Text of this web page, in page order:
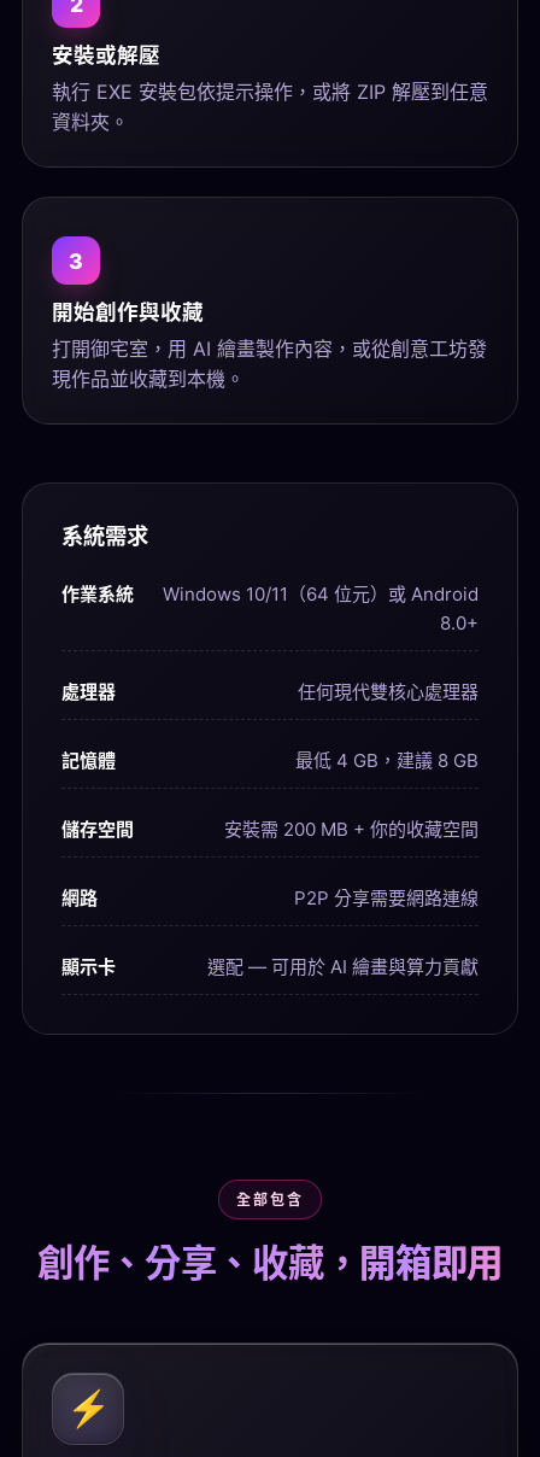
安裝或解壓
執行 EXE 安裝包依提示操作，或將 ZIP 解壓到任意
資料夾。
3
開始創作與收藏
打開御宅室，用 AI 繪畫製作內容，或從創意工坊發
現作品並收藏到本機。
系統需求
作業系統
Windows 10/11（64 位元）或 Android
8.0+
處理器 任何現代雙核心處理器
記憶體 最低 4 GB，建議 8 GB
儲存空間 安裝需 200 MB + 你的收藏空間
網路 P2P 分享需要網路連線
顯示卡 選配 — 可用於 AI 繪畫與算力貢獻
全部包含
創作、分享、收藏， 開箱即用
⚡